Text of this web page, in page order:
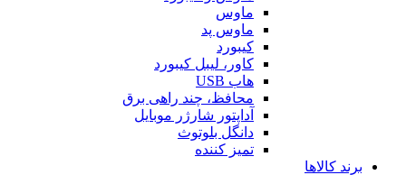
ماوس
ماوس پد
کیبورد
کاور، لیبل کیبورد
هاب USB
محافظ، چند راهی برق
آداپتور شارژر موبایل
دانگل بلوتوث
تمیز کننده
برند کالاها